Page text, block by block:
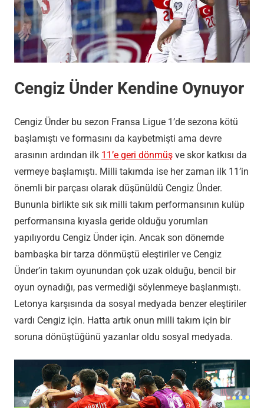
Cengiz Ünder Kendine Oynuyor
Cengiz Ünder bu sezon Fransa Ligue 1’de sezona kötü
başlamıştı ve formasını da kaybetmişti ama devre
arasının ardından ilk 11’e geri dönmüş ve skor katkısı da
vermeye başlamıştı. Milli takımda ise her zaman ilk 11’in
önemli bir parçası olarak düşünüldü Cengiz Ünder.
Bununla birlikte sık sık milli takım performansının kulüp
performansına kıyasla geride olduğu yorumları
yapılıyordu Cengiz Ünder için. Ancak son dönemde
bambaşka bir tarza dönmüştü eleştiriler ve Cengiz
Ünder’in takım oyunundan çok uzak olduğu, bencil bir
oyun oynadığı, pas vermediği söylenmeye başlanmıştı.
Letonya karşısında da sosyal medyada benzer eleştiriler
vardı Cengiz için. Hatta artık onun milli takım için bir
soruna dönüştüğünü yazanlar oldu sosyal medyada.